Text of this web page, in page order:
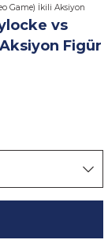
vs
Figür